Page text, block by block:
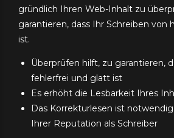
gründlich Ihren Web-Inhalt zu
garantieren, dass Ihr Schreiben von
ist.
Überprüfen hilft, zu garantieren,
fehlerfrei und glatt ist
Es erhöht die Lesbarkeit Ihres
Das Korrekturlesen ist
Ihrer Reputation als Schreiber